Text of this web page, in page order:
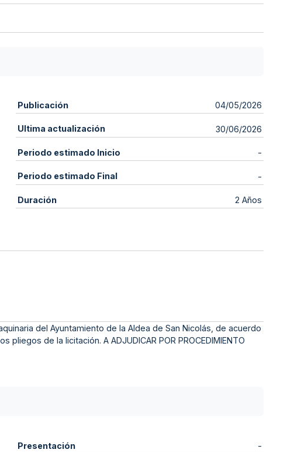
Publicación 04/05/2026
Ultima actualización 30/06/2026
Periodo estimado Inicio -
Periodo estimado Final -
Duración 2 Años
del Ayuntamiento de la Aldea de San Nicolás, de acuerdo
de la licitación. A ADJUDICAR POR PROCEDIMIENTO
Presentación -